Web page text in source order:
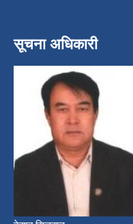
सूचना अधिकारी